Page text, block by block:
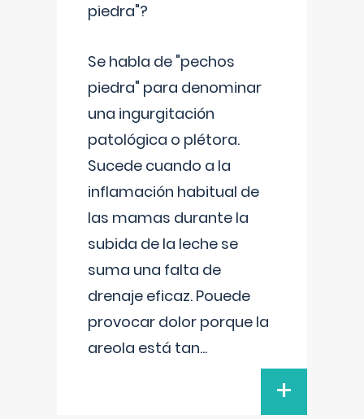
piedra"?
Se habla de "pechos
piedra" para denominar
una ingurgitación
patológica o plétora.
Sucede cuando a la
inflamación habitual de
las mamas durante la
subida de la leche se
suma una falta de
drenaje eficaz. Pouede
provocar dolor porque la
areola está tan...
+